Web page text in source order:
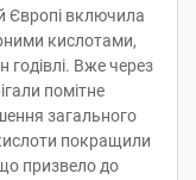
Європі включила
кислотами,
годівлі. Вже через
помітне
загального
покращили
призвело до